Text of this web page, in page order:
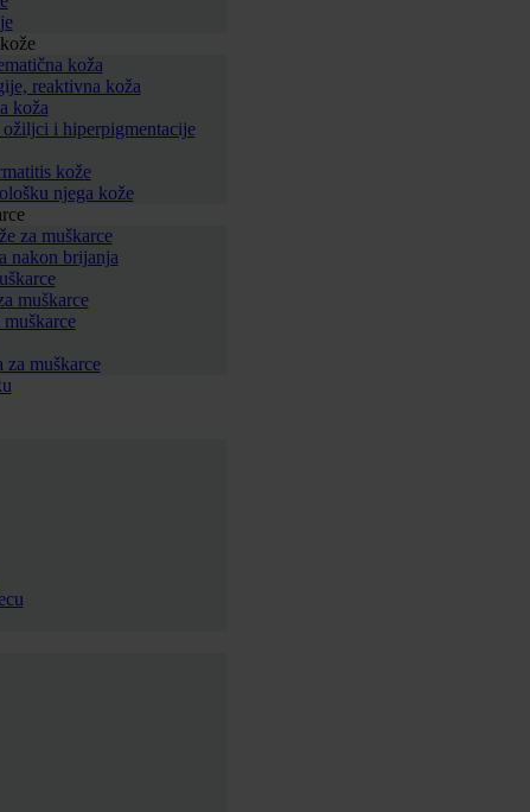
koža
reaktivna koža
koža
i hiperpigmentacije
kože
njega kože
za muškarce
nakon brijanja
muškarce
za muškarce